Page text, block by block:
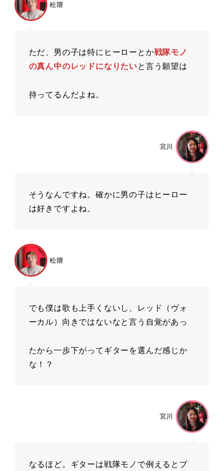
松隈
ただ、男の⼦は特にヒーローとか戦隊モノ
の真ん中のレッドになりたいと⾔う願望は
持ってるんだよね。
宮川
そうなんですね。確かに男の⼦はヒーロー
は好きですよね。
松隈
でも僕は歌も上⼿くないし、レッド（ヴォ
ーカル）向きではないなと⾔う⾃覚があっ
たから⼀歩下がってギターを選んだ感じか
な！？
宮川
なるほど。ギターは戦隊モノで例えるとブ